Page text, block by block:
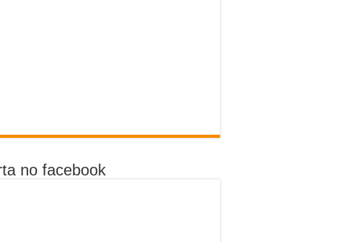
no facebook